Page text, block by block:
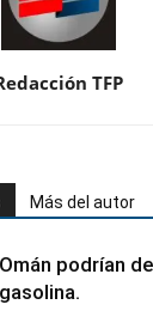
TFP
Más del autor
podrían